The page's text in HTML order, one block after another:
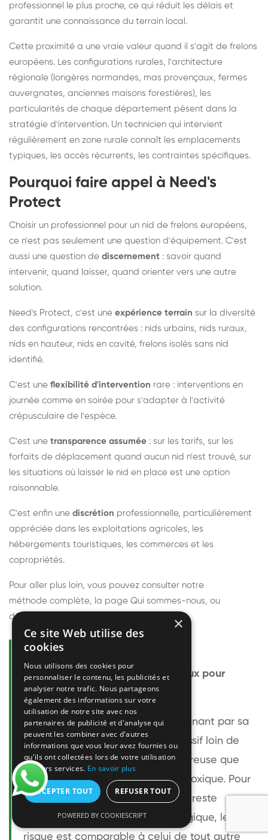
professionnel le plus proche, ce qui réduit les délais et
garantit une connaissance du terrain local.
Cette proximité a une vraie valeur quand il s'agit de frelons
européens. Les configurations rurales, l'architecture
régionale (longères normandes, mas provençaux, fermes
auvergnates, anciennes maisons forestières), les
particularités de chaque département pèsent dans la
stratégie d'intervention. Un technicien qui intervient
régulièrement en zone rurale connaît les emplacements
typiques, les accès récurrents, les contraintes spécifiques.
Pourquoi faire appel à Need's
Protect
Choisir un professionnel pour un nid de frelons européens,
ce n'est pas seulement une question d'équipement. C'est
aussi une question de discernement : savoir quand
intervenir, quand laisser, quand orienter vers une autre
solution.
Need's Protect, c'est une expérience terrain sur la diversité
des configurations rencontrées : nids urbains, nids ruraux,
nids en hauteur, nids en cavité, frelons isolés sans nid
identifié.
C'est une flexibilité d'intervention rare : interventions en
journée comme en soirée pour s'adapter à l'activité
crépusculaire de l'espèce.
C'est une transparence assumée : sur les tarifs, sur les
forfaits de déplacement quand aucun nid n'est trouvé, sur
les situations où laisser le nid en place est une option
raisonnable.
C'est enfin une discrétion professionnelle, particulièrement
appréciée dans les exploitations agricoles, les
hébergements touristiques, les commerces et les
copropriétés.
Pour aller plus loin, vous pouvez consulter notre
méthode complète, la page Qui sommes-nous, ou
découvrir
Questions fréquentes
Le frelon européen est-il dangereux pour
l'homme ?
Le frelon européen est impressionnant par sa
taille mais relativement peu agressif loin de
son nid. Sa piqûre est plus douloureuse que
celle d'une guêpe sans être plus toxique. Pour
une personne non allergique, elle reste
bénigne. Pour une personne allergique, le
risque est comparable à celui de tout autre
×
Ce site Web utilise des
cookies
Nous utilisons des cookies pour
personnaliser le contenu, les publicités et
analyser notre trafic. Nous partageons
également des informations sur votre
utilisation de notre site avec nos
partenaires de publicité et d'analyse qui
peuvent les combiner avec d'autres
informations que vous leur avez fournies ou
qu'ils ont collectées lors de votre utilisation
de leurs services. En savoir plus
ACCEPTER TOUT REFUSER TOUT
POWERED BY COOKIESCRIPT